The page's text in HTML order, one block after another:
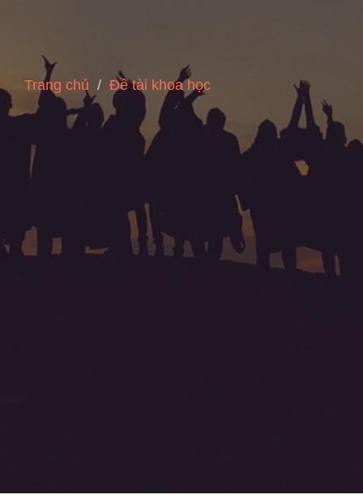
Trang chủ Đề tài khoa học